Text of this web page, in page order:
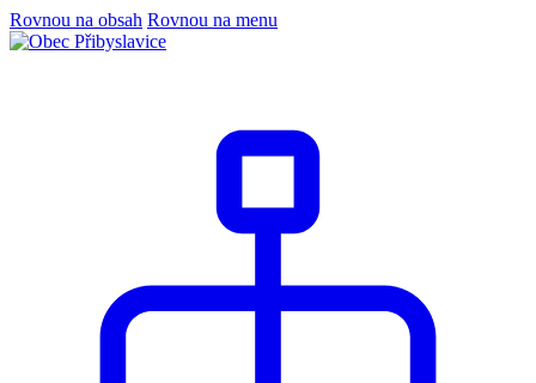
Rovnou na obsah Rovnou na menu